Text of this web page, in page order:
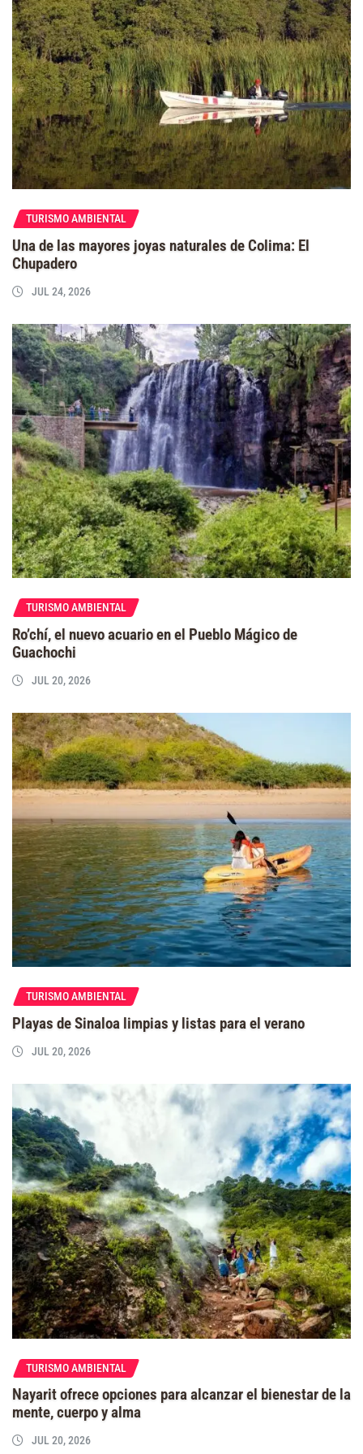
TURISMO AMBIENTAL
Una de las mayores joyas naturales de Colima: El
Chupadero
JUL 24, 2026
TURISMO AMBIENTAL
Ro’chí, el nuevo acuario en el Pueblo Mágico de
Guachochi
JUL 20, 2026
TURISMO AMBIENTAL
Playas de Sinaloa limpias y listas para el verano
JUL 20, 2026
TURISMO AMBIENTAL
Nayarit ofrece opciones para alcanzar el bienestar de la
mente, cuerpo y alma
JUL 20, 2026